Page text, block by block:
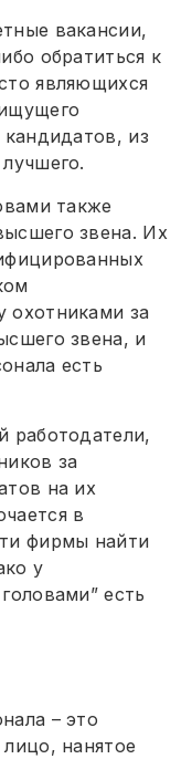
вакансии,
обратиться к
являющихся
кандидатов, из
также
звена. Их
охотниками за
звена, и
есть
работодатели,
за
на их
в
фирмы найти
у
есть
– это
нанятое